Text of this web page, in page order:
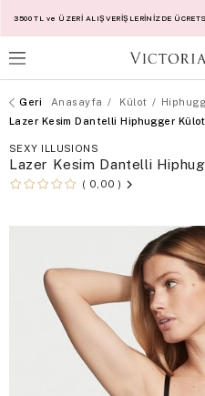
3500 TL ve ÜZERİ ALIŞVERİŞLERİNİZDE
Anasayfa Külot
Lazer Kesim Dantelli Hiphugger Külot
SEXY ILLUSIONS
Lazer Kesim Dantelli
0,00